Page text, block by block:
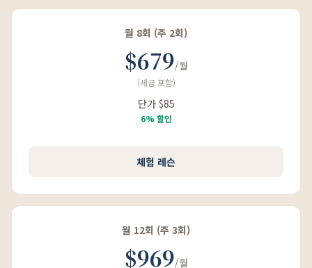
월 8회 (주 2회)
$679/월
(세금 포함)
단가 $85
6% 할인
체험 레슨
월 12회 (주 3회)
$969/월